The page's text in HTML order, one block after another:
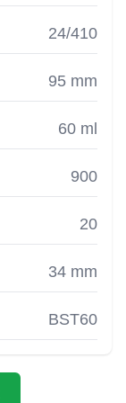
24/410
95 mm
60 ml
900
20
34 mm
BST60